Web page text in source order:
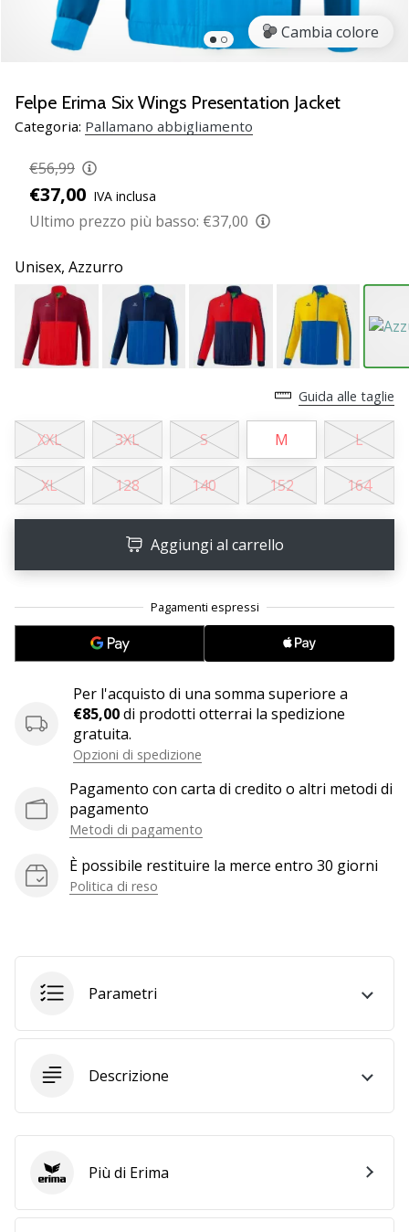
Scopri
da
pallamano
PUMA
Accelerate
NITRO
SQD
5!
gli
aggiornamenti
tecnici
valuta
se
25. 11. 2024
•
Tempo di lettura: 1 min.
brand
WePlayHandball
tu
fanatico
dell'handball
Unisciti
a
come
Brand
Mostra
tutti gli
articoli
Cambia colore
Felpe Erima Six Wings Presentation Jacket
Categoria: Pallamano abbigliamento
€56,99
€37,00 IVA inclusa
Ultimo prezzo più basso: €37,00
Unisex, Azzurro
Guida alle taglie
XXL 3XL S M L
XL 128 140 152 164
Aggiungi al carrello
Per l'acquisto di una somma superiore a
€85,00di prodotti otterrai la spedizione
gratuita.
Opzioni di spedizione
Pagamento con carta di credito o altri metodi di
pagamento
Metodi di pagamento
È possibile restituire la merce entro 30 giorni
Politica di reso
Parametri
Descrizione
ErimaPiù di Erima